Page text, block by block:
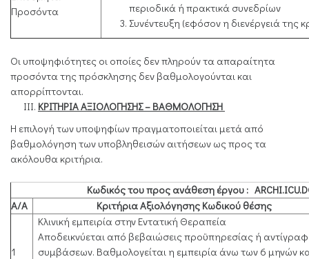
Προσόντα
περιοδικά ή πρακτικά συνεδρίων
Συνέντευξη (εφόσον η διενέργειά της
Οι υποψηφιότητες οι οποίες δεν πληρούν τα απαραίτητα
προσόντα της πρόσκλησης δεν βαθμολογούνται και
απορρίπτονται.
ΚΡΙΤΗΡΙΑ ΑΞΙΟΛΟΓΗΣΗΣ – ΒΑΘΜΟΛΟΓΗΣΗ
Η επιλογή των υποψηφίων πραγματοποιείται μετά από
βαθμολόγηση των υποβληθεισών αιτήσεων ως προς τα
ακόλουθα κριτήρια.
Κωδικός του προς ανάθεση έργου : ARCHI.ICU.
Α/Α
Κριτήρια Αξιολόγησης Κωδικού θέσης
1
Kλινική εμπειρία στην Εντατική Θεραπεία
Αποδεικνύεται από βεβαιώσεις προϋπηρεσίας ή
συμβάσεων. Βαθμολογείται η εμπειρία άνω των 6 μηνών